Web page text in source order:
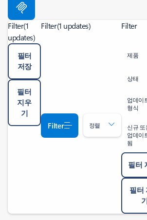
Filter(1
updates)
필터
저장
필터
지우
기
Filter(1 updates)
Filter 정렬
Filter
제품
상태
업데이
형식
신규 또
업데이
됨
필터
필터